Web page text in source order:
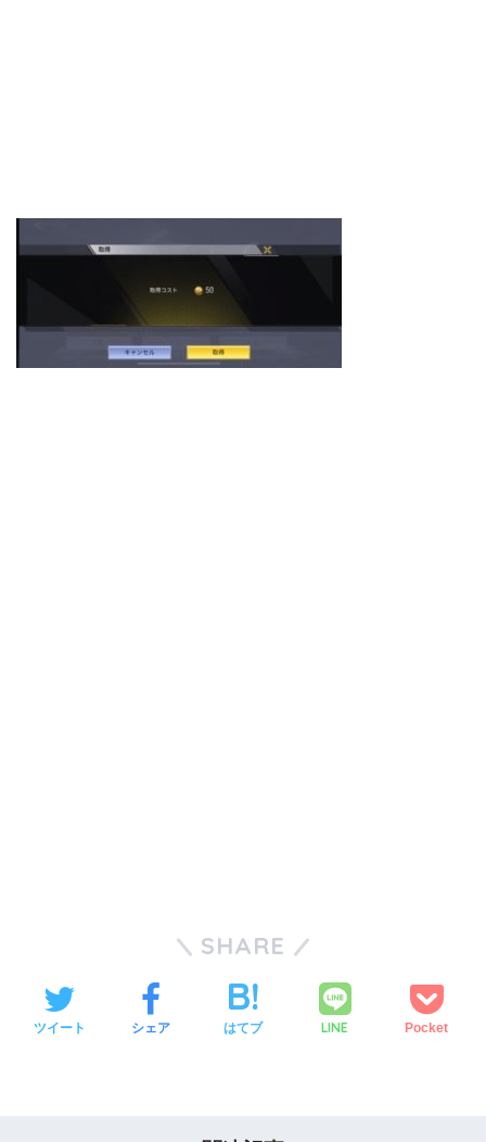
SHARE
ツイート シェア はてブ LINE Pocket